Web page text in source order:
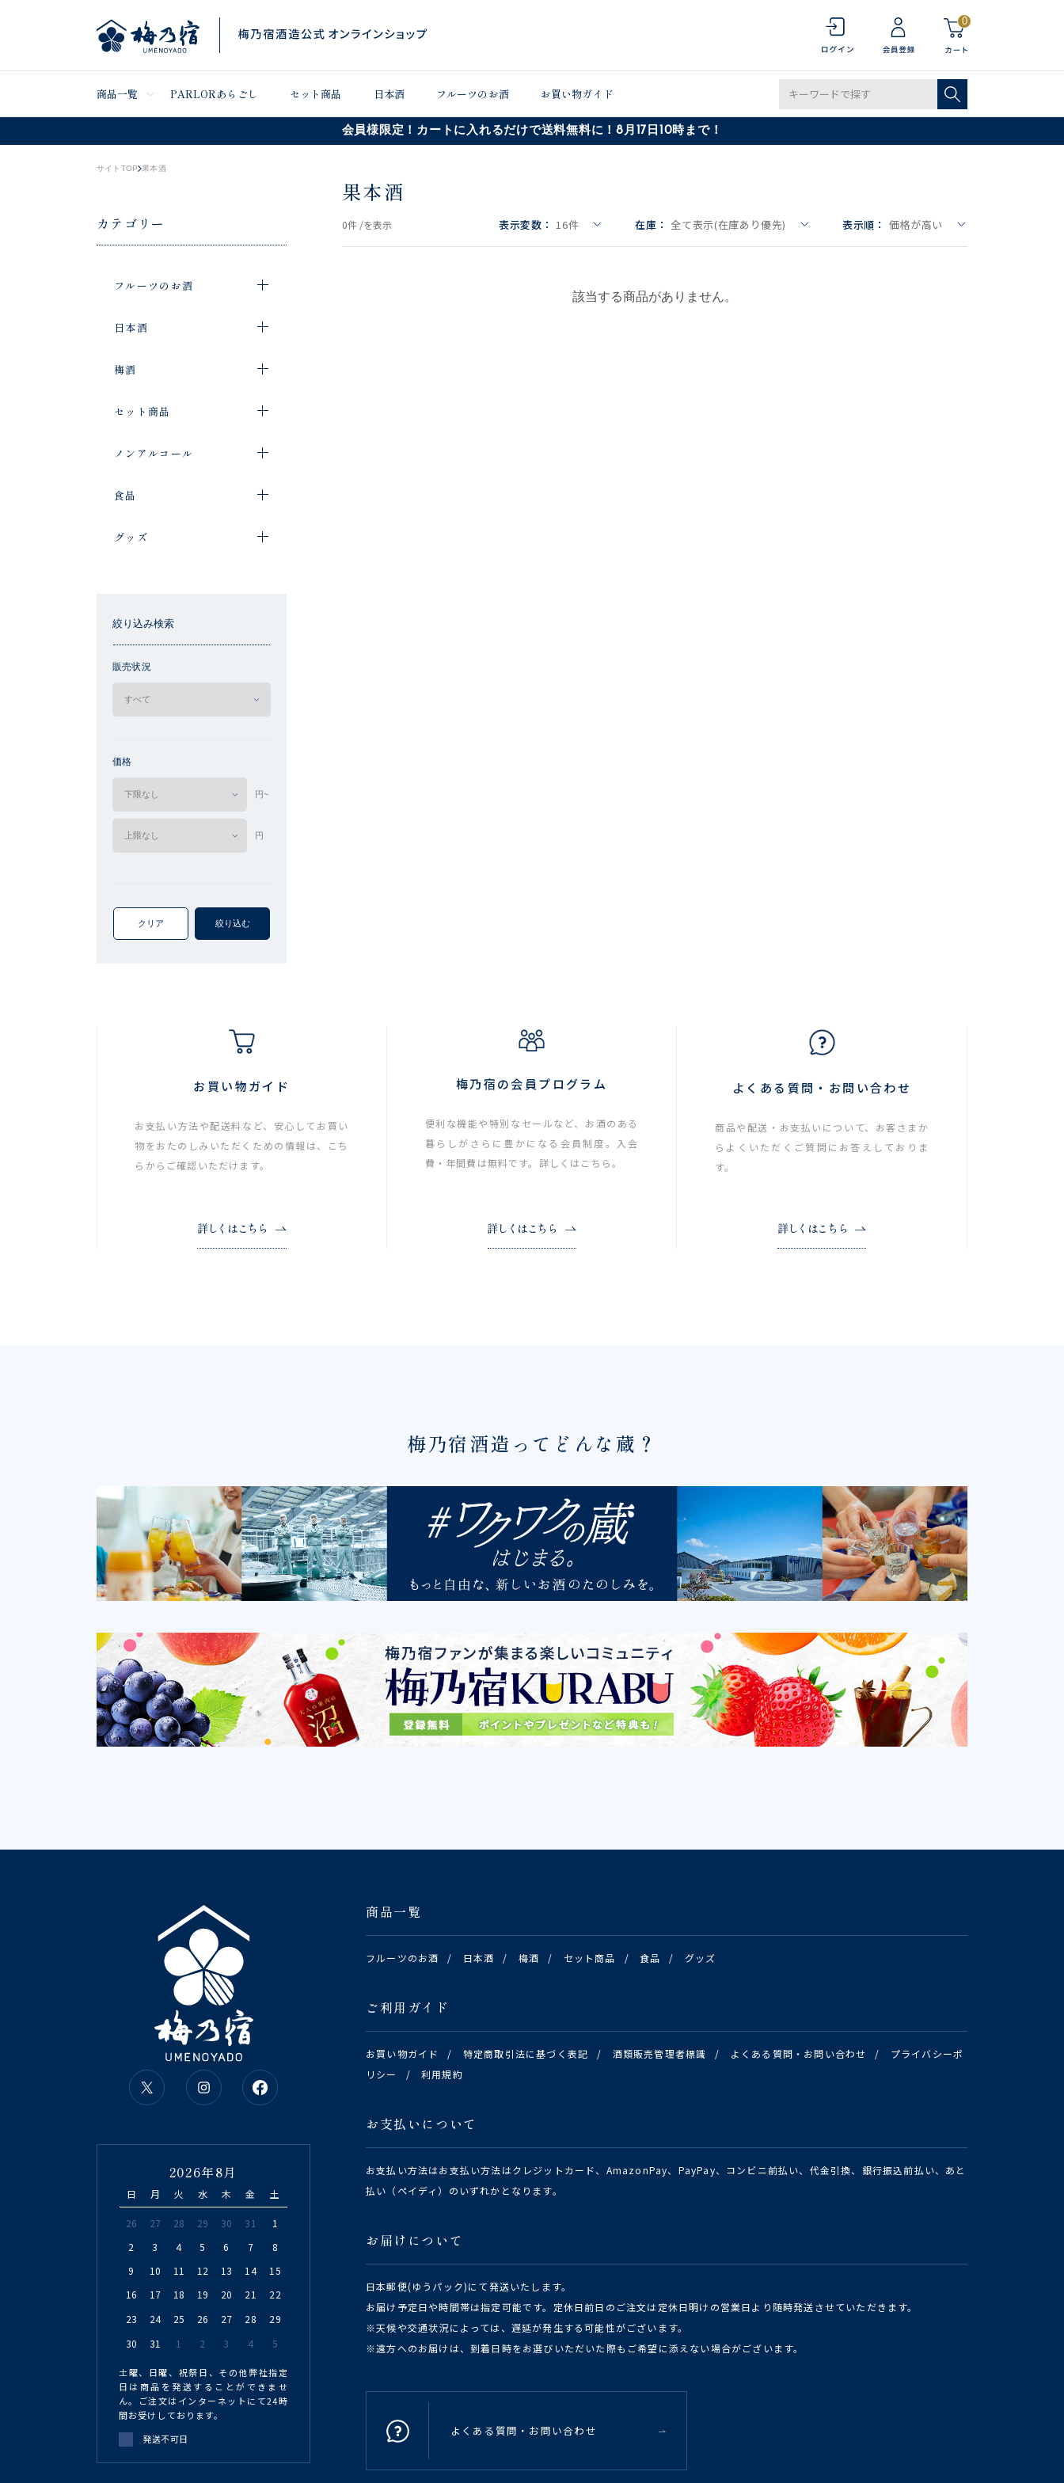
0
商品一覧 PARLORあらごし セット商品 日本酒 フルーツのお酒 お買い物ガイド
会員様限定！カートに入れるだけで送料無料に！8月17日10時まで！
サイトTOP 果本酒
カテゴリー
フルーツのお酒
日本酒
梅酒
セット商品
ノンアルコール
食品
グッズ
絞り込み検索
販売状況
価格
円~
円
クリア 絞り込む
果本酒
0件 /を表示 表示変数： 16件 在庫： 全て表示(在庫あり優先) 表示順： 価格が高い
該当する商品がありません。
お買い物ガイド
お支払い方法や配送料など、安心してお買い
物をおたのしみいただくための情報は、こち
らからご確認いただけます。
詳しくはこちら
梅乃宿の会員プログラム
便利な機能や特別なセールなど、お酒のある
暮らしがさらに豊かになる会員制度。入会
費・年間費は無料です。詳しくはこちら。
詳しくはこちら
よくある質問・お問い合わせ
商品や配送・お支払いについて、お客さまか
らよくいただくご質問にお答えしておりま
す。
詳しくはこちら
梅乃宿酒造ってどんな蔵？
商品一覧
フルーツのお酒 / 日本酒 / 梅酒 / セット商品 / 食品 / グッズ
ご利用ガイド
お買い物ガイド / 特定商取引法に基づく表記 / 酒類販売管理者標識 / よくある質問・お問い合わせ /
プライバシーポ
リシー
/ 利用規約
お支払いについて
お支払い方法はお支払い方法はクレジットカード、AmazonPay、PayPay、コンビニ前払い、代金引換、銀行振込前払い、あと
払い（ペイディ）のいずれかとなります。
お届けについて
日本郵便(ゆうパック)にて発送いたします。
お届け予定日や時間帯は指定可能です。定休日前日のご注文は定休日明けの営業日より随時発送させていただきます。
※天候や交通状況によっては、遅延が発生する可能性がございます。
※遠方へのお届けは、到着日時をお選びいただいた際もご希望に添えない場合がございます。
よくある質問・お問い合わせ
2026年8月
日 月 火 水 木 金 土
26 27 28 29 30 31
1
2
3 4 5 6 7
8
9
10 11 12 13 14
15
16
17 18 19 20 21
22
23
24 25 26 27 28
29
30
31 1 2 3 4 5
土曜、日曜、祝祭日、その他弊社指定
日は商品を発送することができませ
ん。ご注文はインターネットにて24時
間お受けしております。
発送不可日